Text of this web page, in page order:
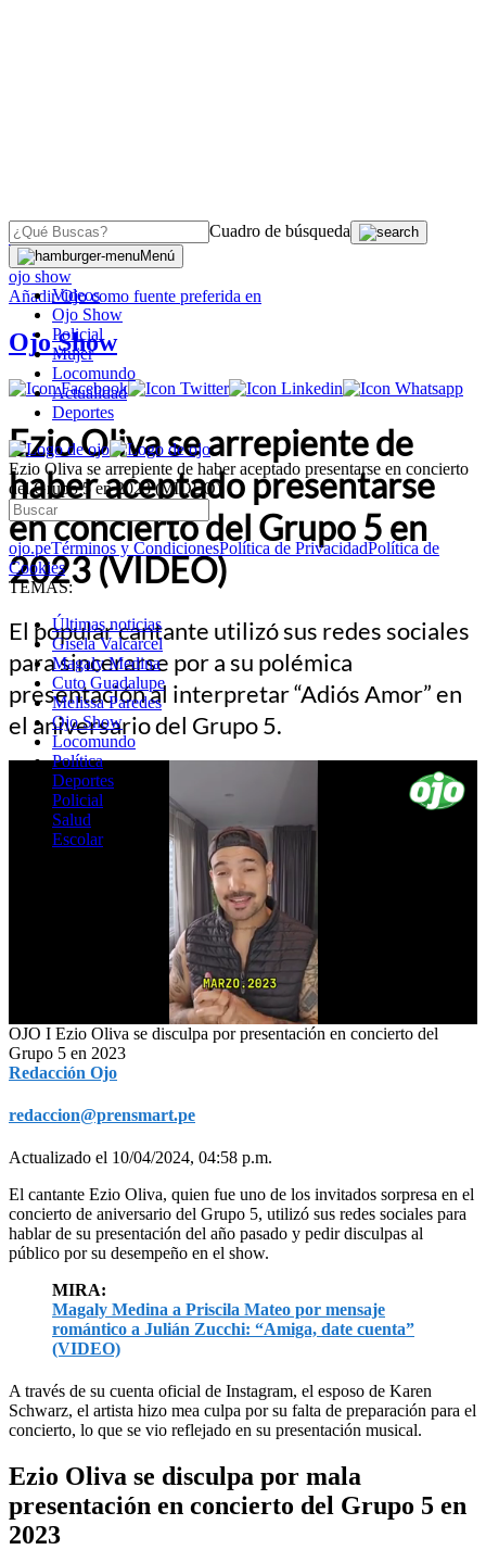
Cuadro de búsqueda
Menú
Videos
Ojo Show
Policial
Mujer
Locomundo
Actualidad
Deportes
Ezio Oliva se arrepiente de haber aceptado presentarse en concierto
del Grupo 5 en 2023 (VIDEO)
ojo.peTérminos y CondicionesPolítica de PrivacidadPolítica de
Cookies
TEMAS:
Últimas noticias
Gisela Valcarcel
Magaly Medina
Cuto Guadalupe
Melissa Paredes
Ojo Show
Locomundo
Política
Deportes
Policial
Salud
Escolar
OJO
ojo show
AñadirOjocomo fuente preferida en
Ojo Show
Ezio Oliva se arrepiente de
haber aceptado presentarse
en concierto del Grupo 5 en
2023 (VIDEO)
El popular cantante utilizó sus redes sociales
para sincerarse por a su polémica
presentación al interpretar “Adiós Amor” en
el aniversario del Grupo 5.
0
of
2
minutes,
seconds
OJO I Ezio Oliva se disculpa por presentación en concierto del
Grupo 5 en 2023
Redacción Ojo
redaccion@prensmart.pe
Actualizado el 10/04/2024, 04:58 p.m.
El cantante Ezio Oliva, quien fue uno de los invitados sorpresa en el
concierto de aniversario del Grupo 5, utilizó sus redes sociales para
hablar de su presentación del año pasado y pedir disculpas al
público por su desempeño en el show.
MIRA:
Magaly Medina a Priscila Mateo por mensaje
romántico a Julián Zucchi: “Amiga, date cuenta”
(VIDEO)
A través de su cuenta oficial de Instagram, el esposo de Karen
Schwarz, el artista hizo mea culpa por su falta de preparación para el
concierto, lo que se vio reflejado en su presentación musical.
Ezio Oliva se disculpa por mala
presentación en concierto del Grupo 5 en
2023